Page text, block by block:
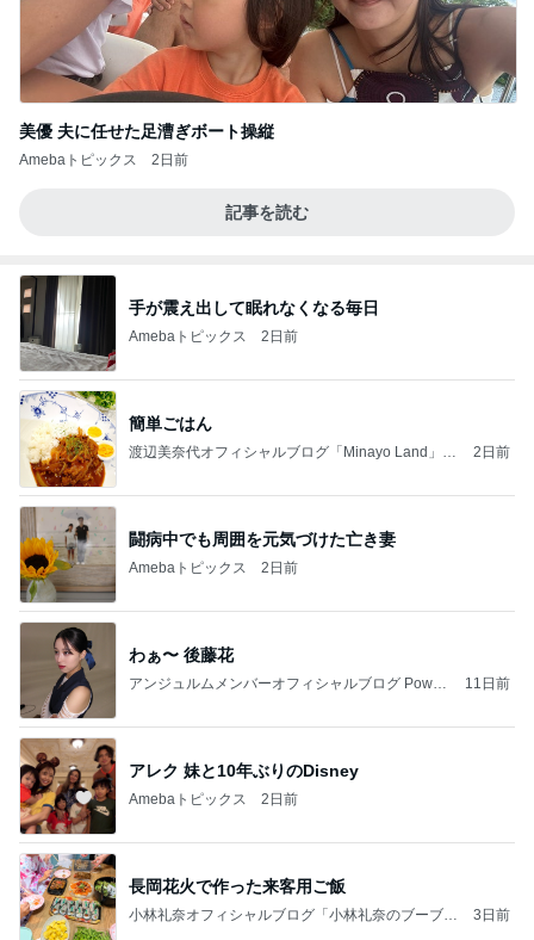
美優 夫に任せた足漕ぎボート操縦
Amebaトピックス 2日前
記事を読む
手が震え出して眠れなくなる毎日
Amebaトピックス 2日前
簡単ごはん
渡辺美奈代オフィシャルブログ「Minayo Land」P
2日前
闘病中でも周囲を元気づけた亡き妻
Amebaトピックス 2日前
わぁ〜 後藤花
アンジュルムメンバーオフィシャルブログ Power
11日前
アレク 妹と10年ぶりのDisney
Amebaトピックス 2日前
長岡花火で作った来客用ご飯
小林礼奈オフィシャルブログ「小林礼奈のブーブー
3日前